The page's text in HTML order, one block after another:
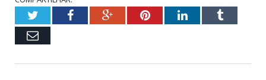
TwitterFacebookGoogle+PinterestLinkedInTumblr
Email